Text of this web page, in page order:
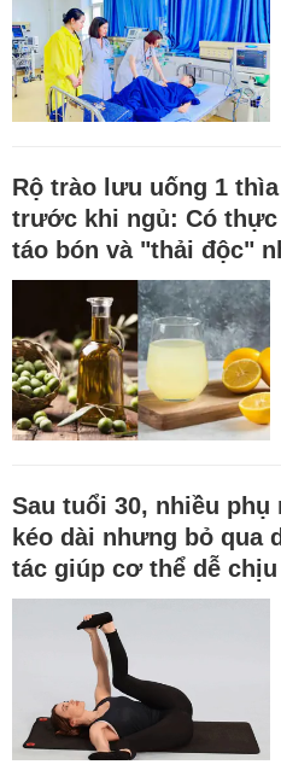
Rộ trào lưu uống 1
trước khi ngủ: Có
táo bón và "thải độc"
Sau tuổi 30, nhiều
kéo dài nhưng bỏ qua
tác giúp cơ thể dễ